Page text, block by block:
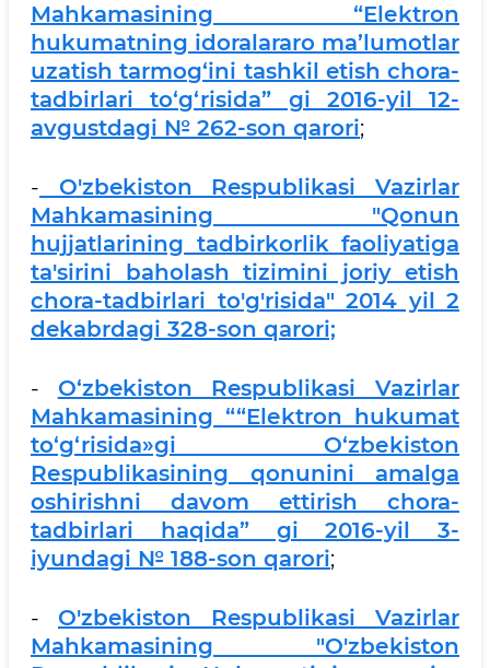
Mahkamasining “Elеktron
hukumatning idoralararo ma’lumotlar
uzatish tarmog‘ini tashkil etish chora-
tadbirlari to‘g‘risida” gi 2016-yil 12-
avgustdagi № 262-son qarori;
- O'zbekiston Respublikasi Vazirlar
Mahkamasining "Qonun
hujjatlarining tadbirkorlik faoliyatiga
ta'sirini baholash tizimini joriy etish
chora-tadbirlari to'g'risida" 2014 yil 2
dekabrdagi 328-son qarori;
- O‘zbekiston Respublikasi Vazirlar
Mahkamasining ““Elеktron hukumat
to‘g‘risida»gi O‘zbеkiston
Rеspublikasining qonunini amalga
oshirishni davom ettirish chora-
tadbirlari haqida” gi 2016-yil 3-
iyundagi № 188-son qarori;
- O'zbekiston Respublikasi Vazirlar
Mahkamasining "O'zbеkiston